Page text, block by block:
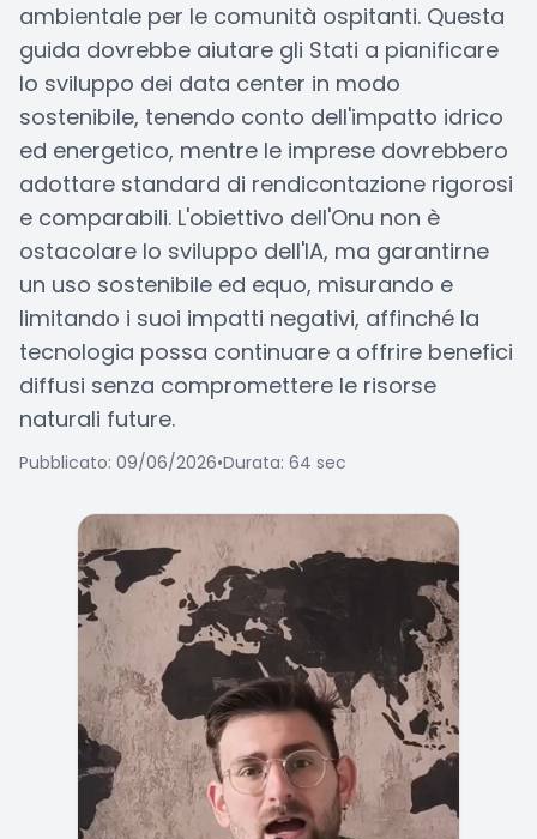
ambientale per le comunità ospitanti. Questa
guida dovrebbe aiutare gli Stati a pianificare
lo sviluppo dei data center in modo
sostenibile, tenendo conto dell'impatto idrico
ed energetico, mentre le imprese dovrebbero
adottare standard di rendicontazione rigorosi
e comparabili. L'obiettivo dell'Onu non è
ostacolare lo sviluppo dell'IA, ma garantirne
un uso sostenibile ed equo, misurando e
limitando i suoi impatti negativi, affinché la
tecnologia possa continuare a offrire benefici
diffusi senza compromettere le risorse
naturali future.
Pubblicato: 09/06/2026•Durata: 64 sec